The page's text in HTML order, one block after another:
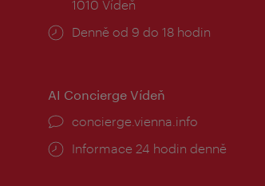
1010 Vídeň
Provozní
Denně od 9 do 18 hodin
AI Concierge Vídeň
concierge.vienna.info
Informace 24 hodin denně